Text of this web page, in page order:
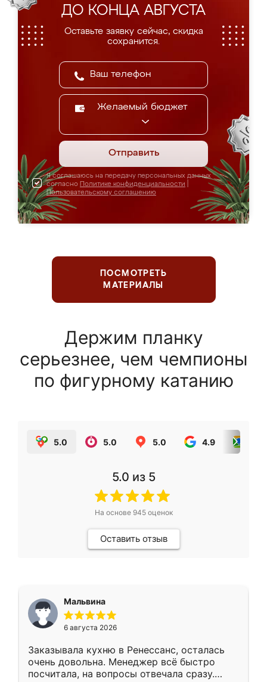
ДО КОНЦА АВГУСТА
Оставьте заявку сейчас, скидка
сохранится.
Желаемый бюджет
Отправить
Я соглашаюсь на передачу персональных данных
согласно Политике конфиденциальности
Пользовательскому соглашению
ПОСМОТРЕТЬ
МАТЕРИАЛЫ
Держим планку
серьезнее, чем чемпионы
по фигурному катанию
5.0 5.0 5.0 4.9
5.0 из 5
На основе 945оценок
Оставить отзыв
Мальвина
6 августа 2026
Заказывала кухню в Ренессанс, осталась
очень довольна. Менеджер всё быстро
посчитала, на вопросы отвечала сразу.